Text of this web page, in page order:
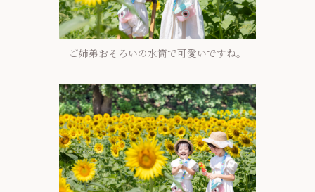
ご姉弟おそろいの水筒で可愛いですね。